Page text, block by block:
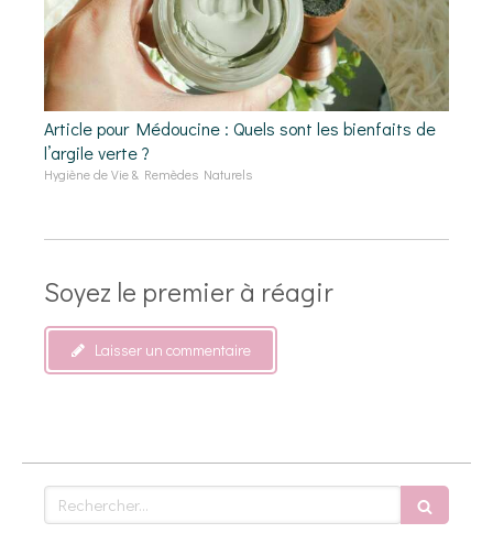
Article pour Médoucine : Quels sont les bienfaits de
l’argile verte ?
Hygiène de Vie & Remèdes Naturels
Soyez le premier à réagir
Laisser un commentaire
Rechercher